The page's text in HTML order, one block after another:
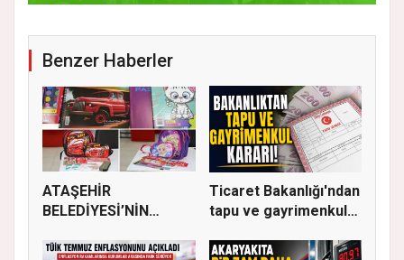
Benzer Haberler
ATAŞEHİR
BELEDİYESİ’NİN
DEST...
Ticaret Bakanlığı'ndan
tapu ve gayrimenkul